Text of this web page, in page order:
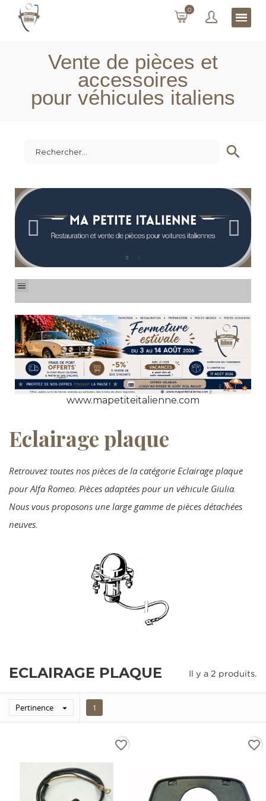
0
Vente de pièces et
accessoires
pour véhicules italiens
www.mapetiteitalienne.com
Eclairage plaque
Retrouvez toutes nos pièces de la catégorie Eclairage plaque
pour Alfa Romeo. Pièces adaptées pour un véhicule Giulia.
Nous vous proposons une large gamme de pièces détachées
neuves.
ECLAIRAGE PLAQUE Il y a 2 produits.
Pertinence  1
favorite_border favorite_border